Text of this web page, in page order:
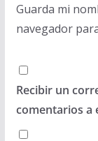
Guarda mi
navegador
Recibir un
comentarios a